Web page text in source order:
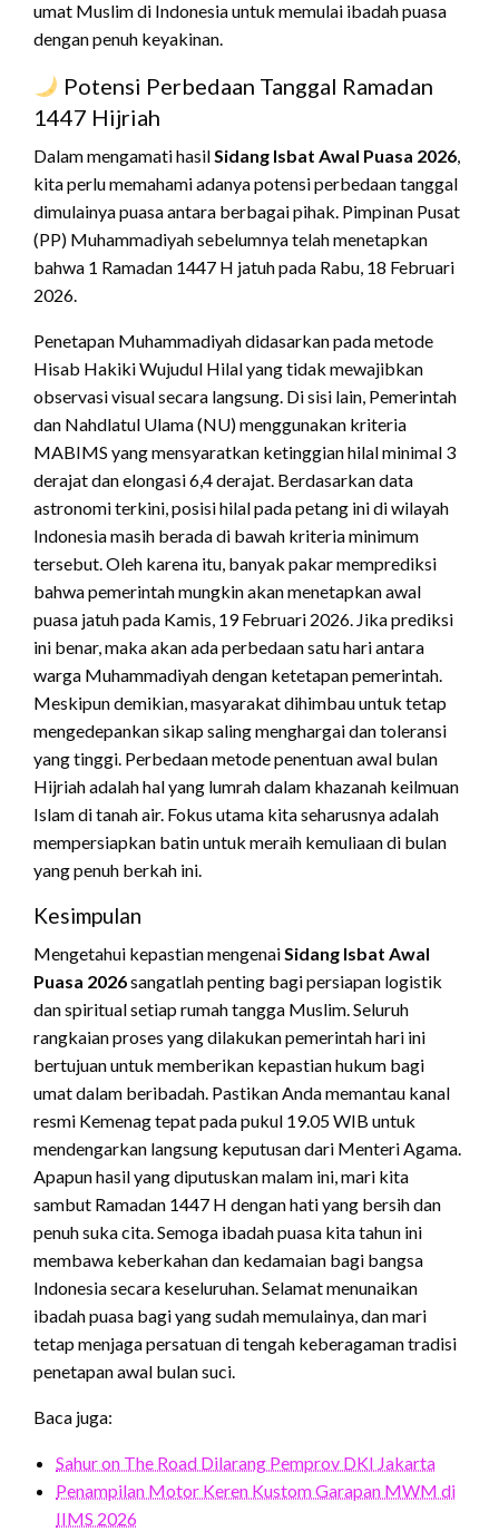
umat Muslim di Indonesia untuk memulai ibadah puasa
dengan penuh keyakinan.
Potensi Perbedaan Tanggal Ramadan
1447 Hijriah
Dalam mengamati hasilSidang Isbat Awal Puasa 2026,
kita perlu memahami adanya potensi perbedaan tanggal
dimulainya puasa antara berbagai pihak. Pimpinan Pusat
(PP) Muhammadiyah sebelumnya telah menetapkan
bahwa 1 Ramadan 1447 H jatuh pada Rabu, 18 Februari
2026.
Penetapan Muhammadiyah didasarkan pada metode
Hisab Hakiki Wujudul Hilal yang tidak mewajibkan
observasi visual secara langsung. Di sisi lain, Pemerintah
dan Nahdlatul Ulama (NU) menggunakan kriteria
MABIMS yang mensyaratkan ketinggian hilal minimal 3
derajat dan elongasi 6,4 derajat. Berdasarkan data
astronomi terkini, posisi hilal pada petang ini di wilayah
Indonesia masih berada di bawah kriteria minimum
tersebut. Oleh karena itu, banyak pakar memprediksi
bahwa pemerintah mungkin akan menetapkan awal
puasa jatuh pada Kamis, 19 Februari 2026. Jika prediksi
ini benar, maka akan ada perbedaan satu hari antara
warga Muhammadiyah dengan ketetapan pemerintah.
Meskipun demikian, masyarakat dihimbau untuk tetap
mengedepankan sikap saling menghargai dan toleransi
yang tinggi. Perbedaan metode penentuan awal bulan
Hijriah adalah hal yang lumrah dalam khazanah keilmuan
Islam di tanah air. Fokus utama kita seharusnya adalah
mempersiapkan batin untuk meraih kemuliaan di bulan
yang penuh berkah ini.
Kesimpulan
Mengetahui kepastian mengenaiSidang Isbat Awal
Puasa 2026sangatlah penting bagi persiapan logistik
dan spiritual setiap rumah tangga Muslim. Seluruh
rangkaian proses yang dilakukan pemerintah hari ini
bertujuan untuk memberikan kepastian hukum bagi
umat dalam beribadah. Pastikan Anda memantau kanal
resmi Kemenag tepat pada pukul 19.05 WIB untuk
mendengarkan langsung keputusan dari Menteri Agama.
Apapun hasil yang diputuskan malam ini, mari kita
sambut Ramadan 1447 H dengan hati yang bersih dan
penuh suka cita. Semoga ibadah puasa kita tahun ini
membawa keberkahan dan kedamaian bagi bangsa
Indonesia secara keseluruhan. Selamat menunaikan
ibadah puasa bagi yang sudah memulainya, dan mari
tetap menjaga persatuan di tengah keberagaman tradisi
penetapan awal bulan suci.
Baca juga:
Sahur on The Road Dilarang Pemprov DKI Jakarta
Penampilan Motor Keren Kustom Garapan MWM di
IIMS 2026